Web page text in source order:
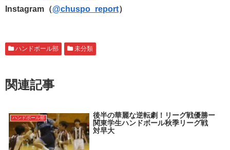
Instagram（@chuspo_report）
ハンドボール部 未分類
関連記事
ハンドボール部
後半の華麗な逆転劇！リーグ戦優勝ー
関東学生ハンドボール秋季リーグ戦
対早大